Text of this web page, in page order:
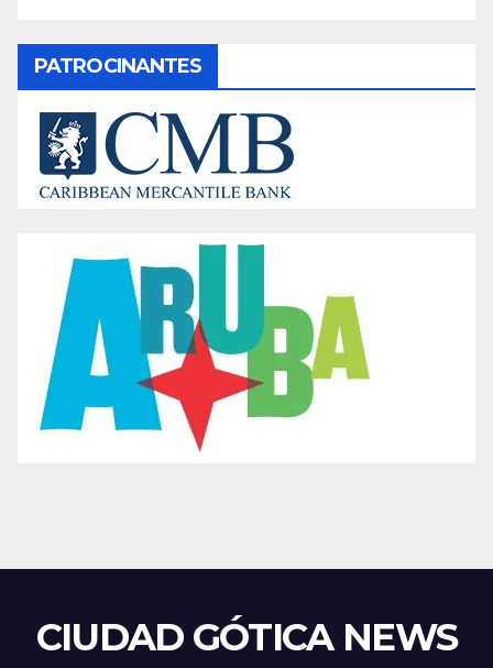
PATROCINANTES
CIUDAD GÓTICA NEWS